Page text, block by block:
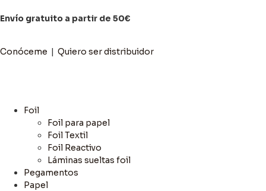
Envío gratuito a partir de 50€
Conóceme Quiero ser distribuidor
Foil
Foil para papel
Foil Textil
Foil Reactivo
Láminas sueltas foil
Pegamentos
Papel